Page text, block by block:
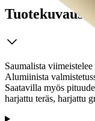
Tuotekuvaus
Saumalista viimeistelee
Alumiinista
Saatavilla myös
harjattu teräs, harjattu